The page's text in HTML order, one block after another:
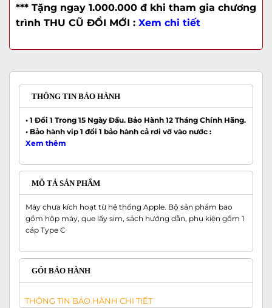
*** Tặng ngay 1.000.000 đ khi tham gia chương
trình THU CŨ ĐỔI MỚI : Xem chi tiết
THÔNG TIN BẢO HÀNH
• 1 Đổi 1 Trong 15 Ngày Đầu. Bảo Hành 12 Tháng Chính Hãng.
• Bảo hành vip 1 đổi 1 bảo hành cả rơi vỡ vào nước :
Xem thêm
MÔ TẢ SẢN PHẨM
Máy chưa kích hoạt từ hệ thống Apple. Bộ sản phẩm bao
gồm hộp máy, que lấy sim, sách hướng dẫn, phụ kiện gồm 1
cáp Type C
GÓI BẢO HÀNH
THÔNG TIN BẢO HÀNH CHI TIẾT